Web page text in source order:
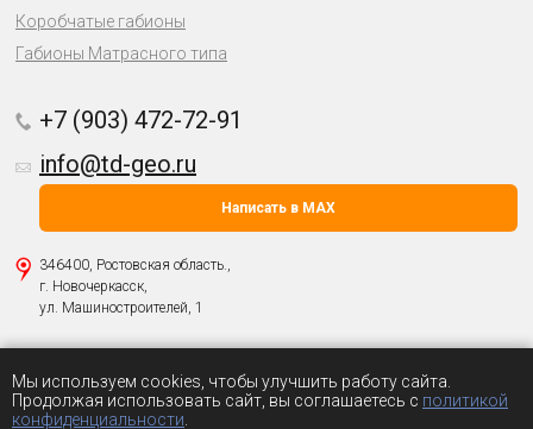
Коробчатые габионы
Габионы Матрасного типа
+7 (903) 472-72-91
info@td-geo.ru
Написать в MAX
346400, Ростовская область.,
г. Новочеркасск,
ул. Машиностроителей, 1
Политика о защите персональных данных
© 2004-2026 ООО « Геоматериалы».
Все права защищены.
Мы используем cookies, чтобы улучшить работу сайта.
Продолжая использовать сайт, вы соглашаетесь с политикой
конфиденциальности